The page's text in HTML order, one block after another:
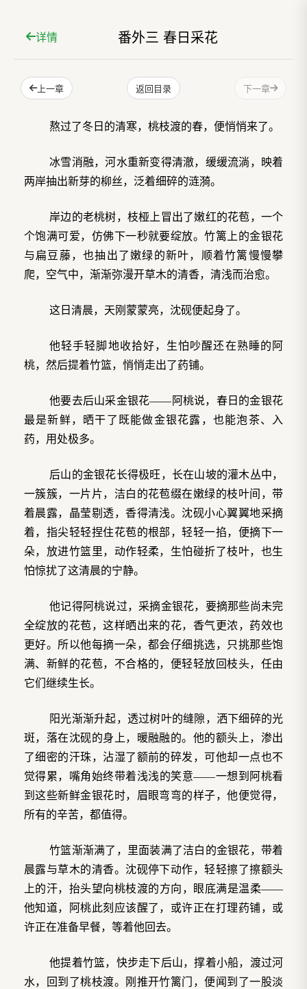
详情 番外三 春日采花
上一章 返回目录 下一章
熬过了冬日的清寒，桃枝渡的春，便悄悄来了。
冰雪消融，河水重新变得清澈，缓缓流淌，映着
两岸抽出新芽的柳丝，泛着细碎的涟漪。
岸边的老桃树，枝桠上冒出了嫩红的花苞，一个
个饱满可爱，仿佛下一秒就要绽放。竹篱上的金银花
与扁豆藤，也抽出了嫩绿的新叶，顺着竹篱慢慢攀
爬，空气中，渐渐弥漫开草木的清香，清浅而治愈。
这日清晨，天刚蒙蒙亮，沈砚便起身了。
他轻手轻脚地收拾好，生怕吵醒还在熟睡的阿
桃，然后提着竹篮，悄悄走出了药铺。
他要去后山采金银花——阿桃说，春日的金银花
最是新鲜，晒干了既能做金银花露，也能泡茶、入
药，用处极多。
后山的金银花长得极旺，长在山坡的灌木丛中，
一簇簇，一片片，洁白的花苞缀在嫩绿的枝叶间，带
着晨露，晶莹剔透，香得清浅。沈砚小心翼翼地采摘
着，指尖轻轻捏住花苞的根部，轻轻一掐，便摘下一
朵，放进竹篮里，动作轻柔，生怕碰折了枝叶，也生
怕惊扰了这清晨的宁静。
他记得阿桃说过，采摘金银花，要摘那些尚未完
全绽放的花苞，这样晒出来的花，香气更浓，药效也
更好。所以他每摘一朵，都会仔细挑选，只挑那些饱
满、新鲜的花苞，不合格的，便轻轻放回枝头，任由
它们继续生长。
阳光渐渐升起，透过树叶的缝隙，洒下细碎的光
斑，落在沈砚的身上，暖融融的。他的额头上，渗出
了细密的汗珠，沾湿了额前的碎发，可他却一点也不
觉得累，嘴角始终带着浅浅的笑意——一想到阿桃看
到这些新鲜金银花时，眉眼弯弯的样子，他便觉得，
所有的辛苦，都值得。
竹篮渐渐满了，里面装满了洁白的金银花，带着
晨露与草木的清香。沈砚停下动作，轻轻擦了擦额头
上的汗，抬头望向桃枝渡的方向，眼底满是温柔——
他知道，阿桃此刻应该醒了，或许正在打理药铺，或
许正在准备早餐，等着他回去。
他提着竹篮，快步走下后山，撑着小船，渡过河
水，回到了桃枝渡。刚推开竹篱门，便闻到了一股淡